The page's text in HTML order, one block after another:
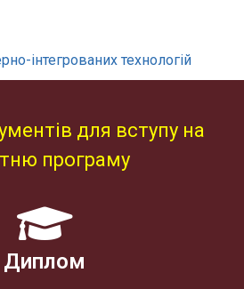
інтегрованих технологій
для вступу на
програму
Диплом